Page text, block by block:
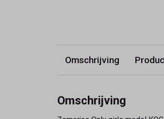
Omschrijving
Omschrijving